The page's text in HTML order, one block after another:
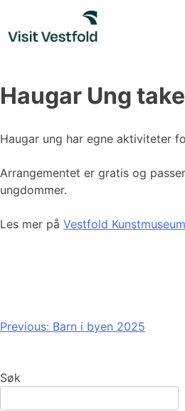
content
Haugar Ung
Haugar ung har egne aktiviteter
Arrangementet er gratis og
ungdommer.
Les mer på Vestfold Kunstmuseum
Innleggsnavigasjon
Previous: Barn i byen 2025
Søk